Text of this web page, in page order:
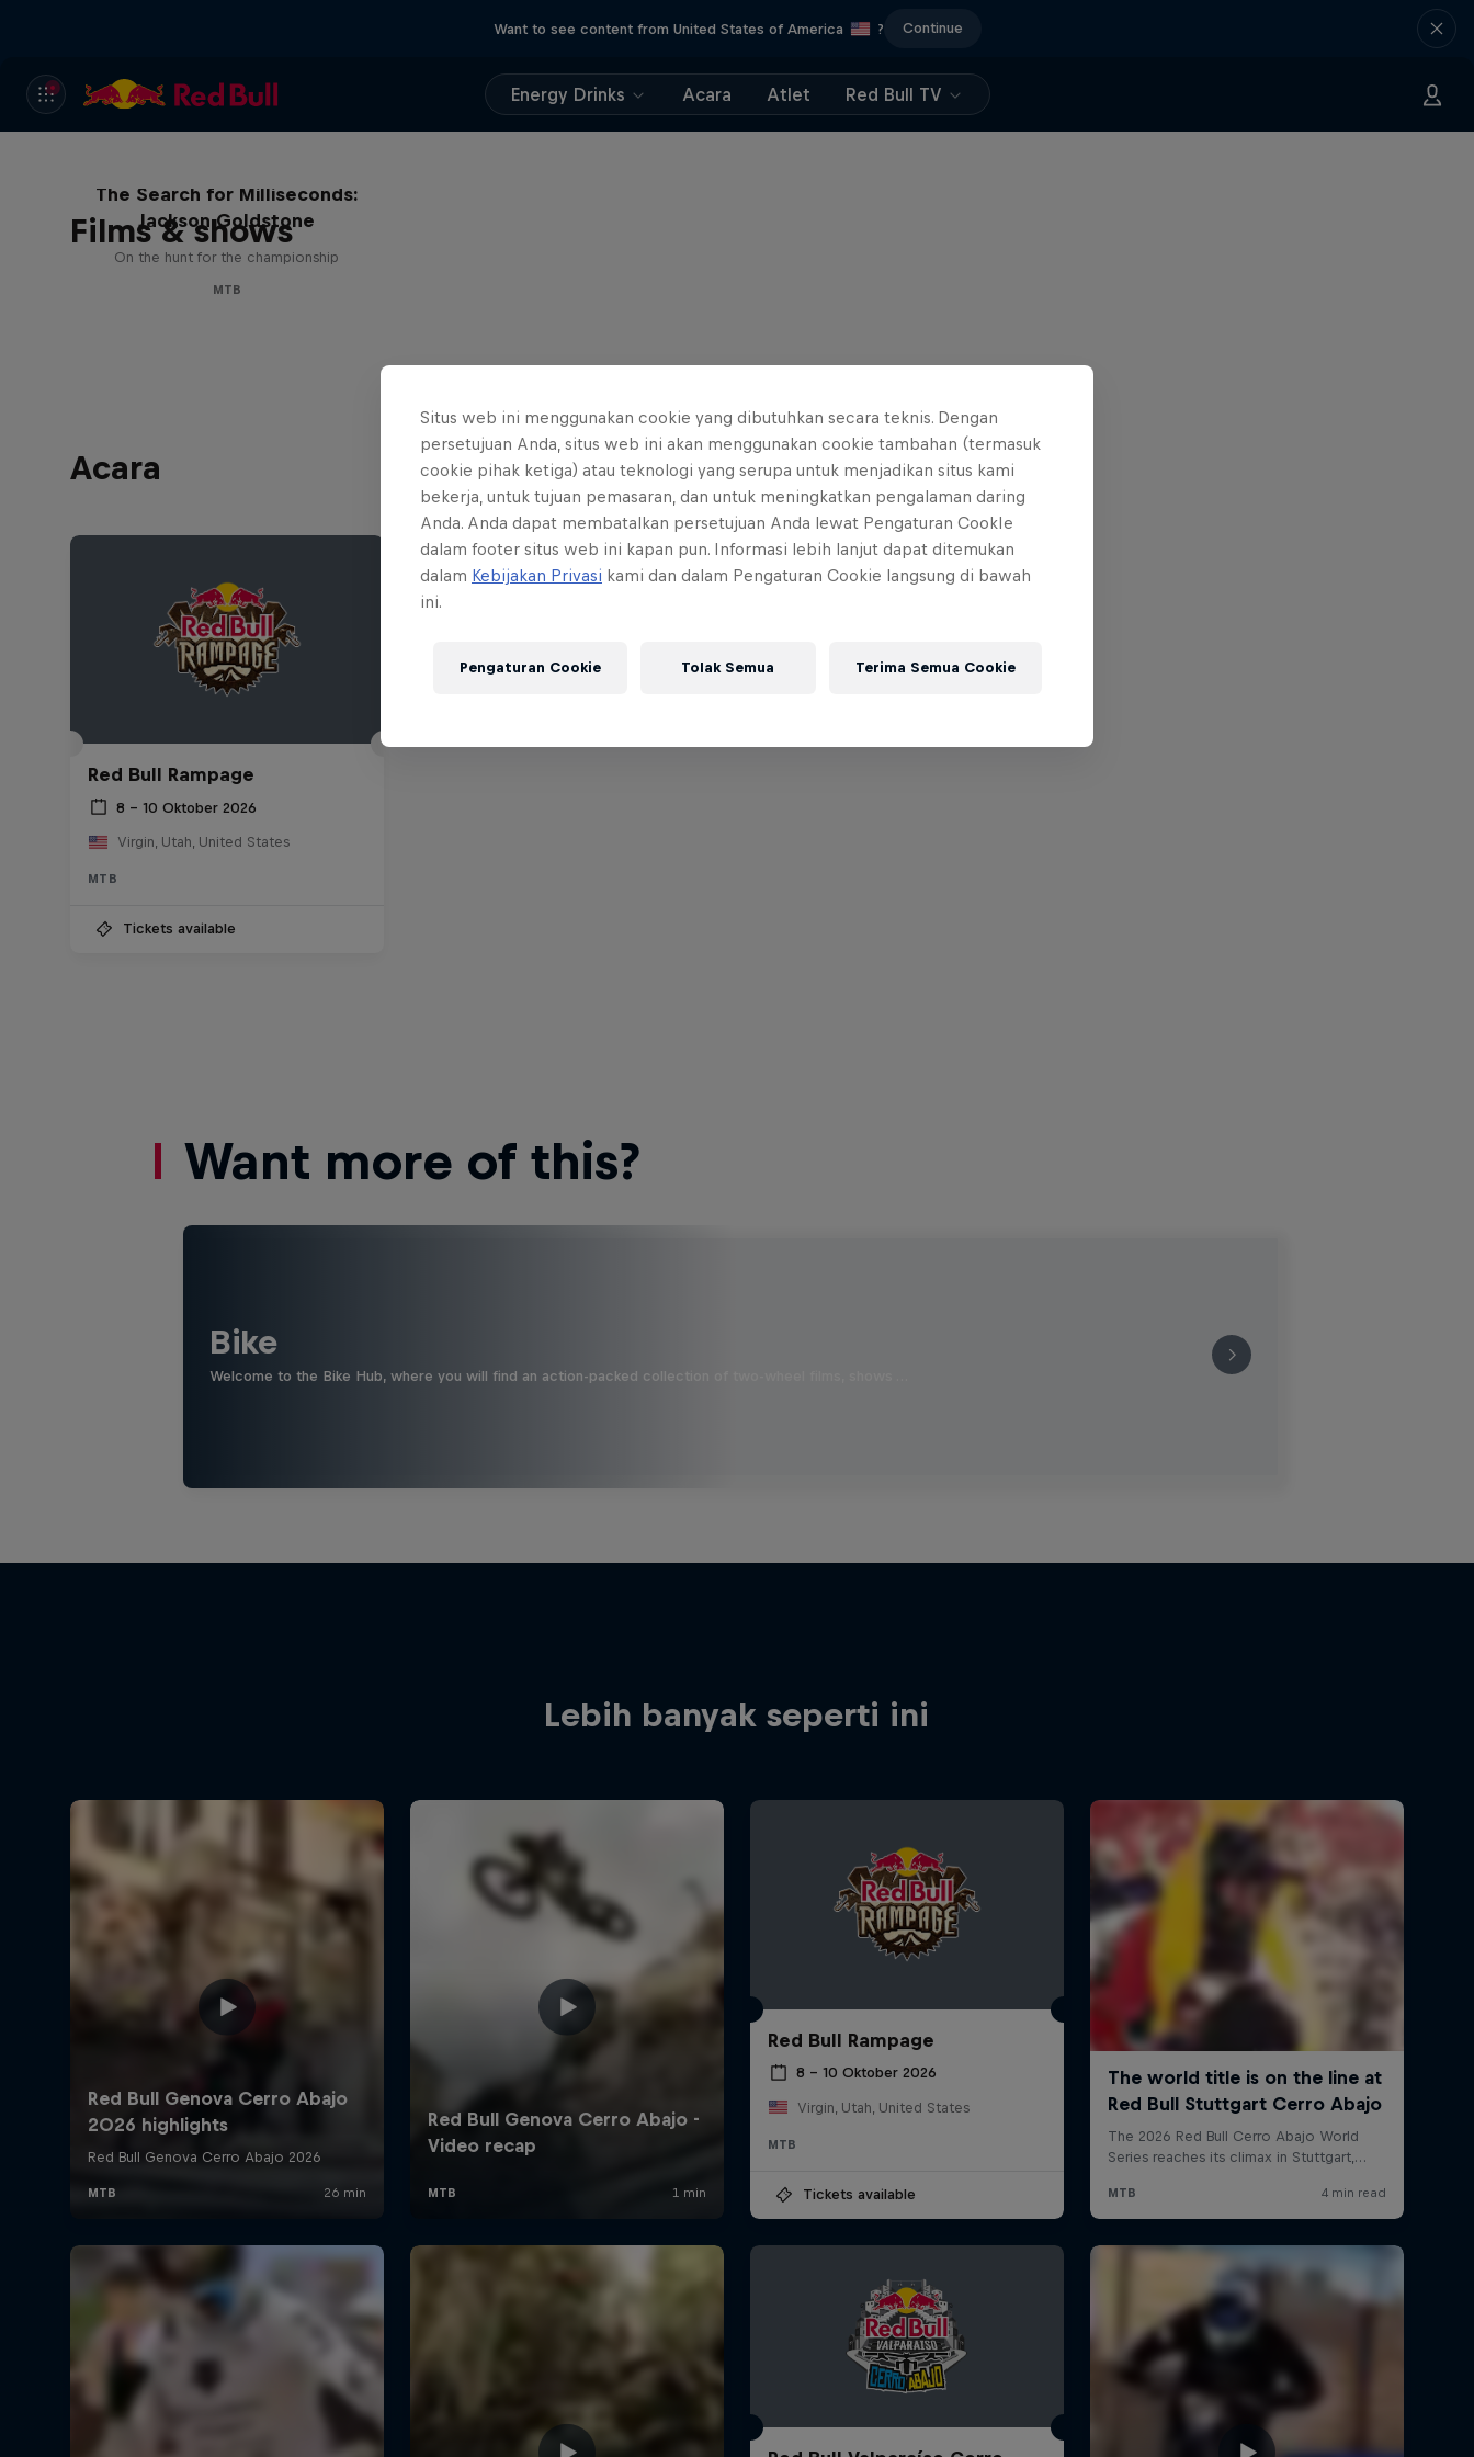
Want to see content from United States of America ? Continue
Energy Drinks Acara Atlet Red Bull TV
Films & shows
The Search for Milliseconds:
Jackson Goldstone
On the hunt for the championship
MTB
Acara
Red Bull Rampage
8 – 10 Oktober 2026
Virgin, Utah, United States
MTB
Tickets available
Want more of this?
Bike
Welcome to the Bike Hub, where you will find an action-packed collection of two-wheel films, shows …
Lebih banyak seperti ini
Red Bull Rampage
8 – 10 Oktober 2026
Virgin, Utah, United States
MTB
Tickets available
Situs web ini menggunakan cookie yang dibutuhkan secara teknis. Dengan
persetujuan Anda, situs web ini akan menggunakan cookie tambahan (termasuk
cookie pihak ketiga) atau teknologi yang serupa untuk menjadikan situs kami
bekerja, untuk tujuan pemasaran, dan untuk meningkatkan pengalaman daring
Anda. Anda dapat membatalkan persetujuan Anda lewat Pengaturan CookIe
dalam footer situs web ini kapan pun. Informasi lebih lanjut dapat ditemukan
dalam Kebijakan Privasi kami dan dalam Pengaturan Cookie langsung di bawah
ini.
Pengaturan Cookie Tolak Semua Terima Semua Cookie